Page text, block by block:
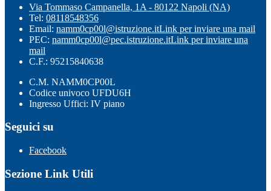
Via Tommaso Campanella, 1A - 80122 Napoli (NA)
Tel: 08118548356
Email: namm0cp00l@istruzione.itLink per inviare una mail
PEC: namm0cp00l@pec.istruzione.itLink per inviare una
mail
C.F.: 95215840638
C.M. NAMM0CP00L
Codice univoco UFDU6H
Ingresso Uffici: IV piano
Seguici su
Facebook
Sezione Link Utili